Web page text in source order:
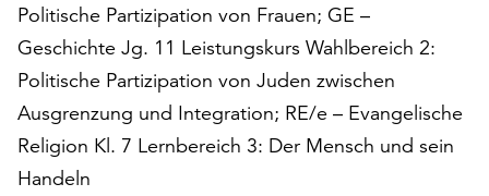
Politische Partizipation von Frauen; GE –
Geschichte Jg. 11 Leistungskurs Wahlbereich 2:
Politische Partizipation von Juden zwischen
Ausgrenzung und Integration; RE/e – Evangelische
Religion Kl. 7 Lernbereich 3: Der Mensch und sein
Handeln